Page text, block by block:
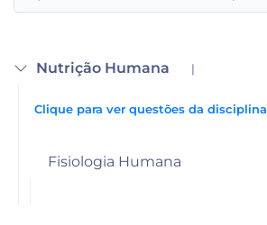
Nutrição Humana |
Clique para ver questões da disciplina
Fisiologia Humana